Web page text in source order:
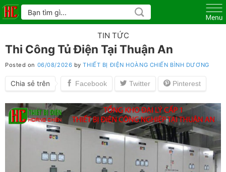
Skip
to
Tìm
kiếm:
TIN TỨC
Thi Công Tủ Điện Tại Thuận An
Posted on 06/08/2026 byTHIẾT BỊ ĐIỆN HOÀNG CHIẾN BÌNH DƯƠNG
Chia sẻ trên